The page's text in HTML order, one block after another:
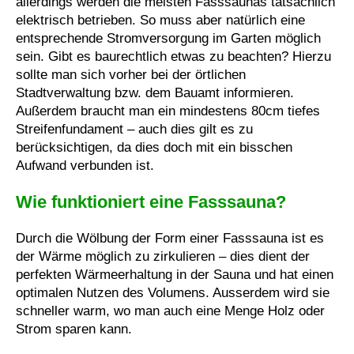
elektrisch betrieben. So muss aber natürlich eine
entsprechende Stromversorgung im Garten möglich
sein. Gibt es baurechtlich etwas zu beachten? Hierzu
sollte man sich vorher bei der örtlichen
Stadtverwaltung bzw. dem Bauamt informieren.
Außerdem braucht man ein mindestens 80cm tiefes
Streifenfundament – auch dies gilt es zu
berücksichtigen, da dies doch mit ein bisschen
Aufwand verbunden ist.
Wie funktioniert eine Fasssauna?
Durch die Wölbung der Form einer Fasssauna ist es
der Wärme möglich zu zirkulieren – dies dient der
perfekten Wärmeerhaltung in der Sauna und hat einen
optimalen Nutzen des Volumens. Ausserdem wird sie
schneller warm, wo man auch eine Menge Holz oder
Strom sparen kann.